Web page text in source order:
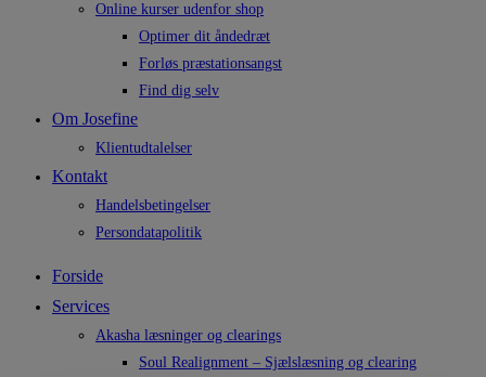
Online kurser udenfor shop
Optimer dit åndedræt
Forløs præstationsangst
Find dig selv
Om Josefine
Klientudtalelser
Kontakt
Handelsbetingelser
Persondatapolitik
Forside
Services
Akasha læsninger og clearings
Soul Realignment – Sjælslæsning og clearing